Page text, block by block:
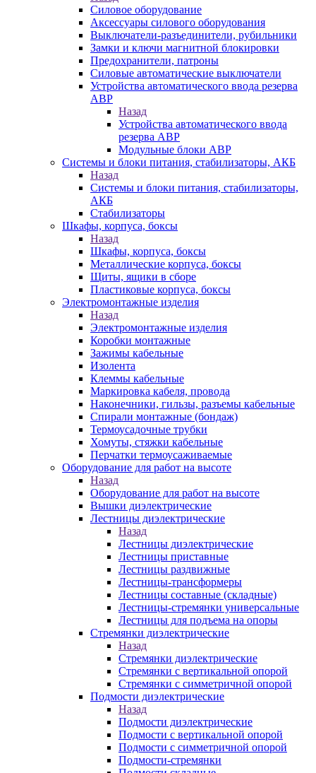
Силовое оборудование
Аксессуары силового оборудования
Выключатели-разъединители, рубильники
Замки и ключи магнитной блокировки
Предохранители, патроны
Силовые автоматические выключатели
Устройства автоматического ввода резерва
АВР
Назад
Устройства автоматического ввода
резерва АВР
Модульные блоки АВР
Системы и блоки питания, стабилизаторы, АКБ
Назад
Системы и блоки питания, стабилизаторы,
АКБ
Стабилизаторы
Шкафы, корпуса, боксы
Назад
Шкафы, корпуса, боксы
Металлические корпуса, боксы
Щиты, ящики в сборе
Пластиковые корпуса, боксы
Электромонтажные изделия
Назад
Электромонтажные изделия
Коробки монтажные
Зажимы кабельные
Изолента
Клеммы кабельные
Маркировка кабеля, провода
Наконечники, гильзы, разъемы кабельные
Спирали монтажные (бондаж)
Термоусадочные трубки
Хомуты, стяжки кабельные
Перчатки термоусаживаемые
Оборудование для работ на высоте
Назад
Оборудование для работ на высоте
Вышки диэлектрические
Лестницы диэлектрические
Назад
Лестницы диэлектрические
Лестницы приставные
Лестницы раздвижные
Лестницы-трансформеры
Лестницы составные (складные)
Лестницы-стремянки универсальные
Лестницы для подъема на опоры
Стремянки диэлектрические
Назад
Стремянки диэлектрические
Стремянки с вертикальной опорой
Стремянки с симметричной опорой
Подмости диэлектрические
Назад
Подмости диэлектрические
Подмости с вертикальной опорой
Подмости с симметричной опорой
Подмости-стремянки